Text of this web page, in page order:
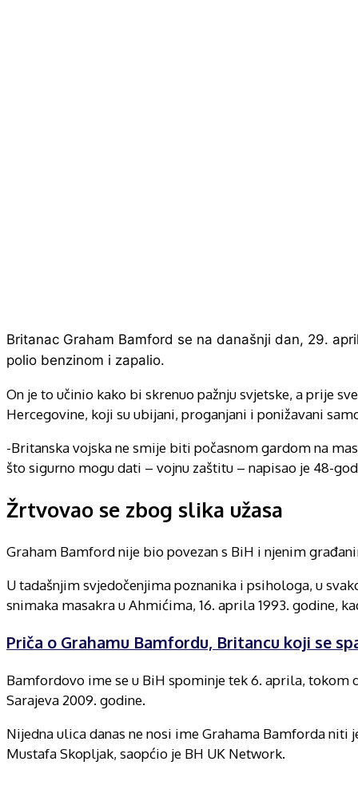
Britanac Graham Bamford se na današnji dan, 29.
polio benzinom i zapalio.
On je to učinio kako bi skrenuo pažnju svjetske, a prije
Hercegovine, koji su ubijani, proganjani i ponižavani
-Britanska vojska ne smije biti počasnom gardom na
što sigurno mogu dati – vojnu zaštitu – napisao je 48-
Žrtvovao se zbog slika užasa
Graham Bamford nije bio povezan s BiH i njenim
U tadašnjim svjedočenjima poznanika i psihologa, u
snimaka masakra u Ahmićima, 16. aprila 1993. godine,
Priča o Grahamu Bamfordu, Britancu koji se
Bamfordovo ime se u BiH spominje tek 6. aprila, tokom
Sarajeva 2009. godine.
Nijedna ulica danas ne nosi ime Grahama Bamforda
Mustafa Skopljak, saopćio je BH UK Network.